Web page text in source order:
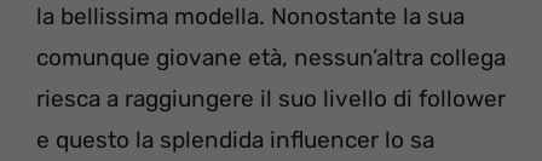
la bellissima modella. Nonostante la sua
comunque giovane età, nessun’altra collega
riesca a raggiungere il suo livello di follower
e questo la splendida influencer lo sa